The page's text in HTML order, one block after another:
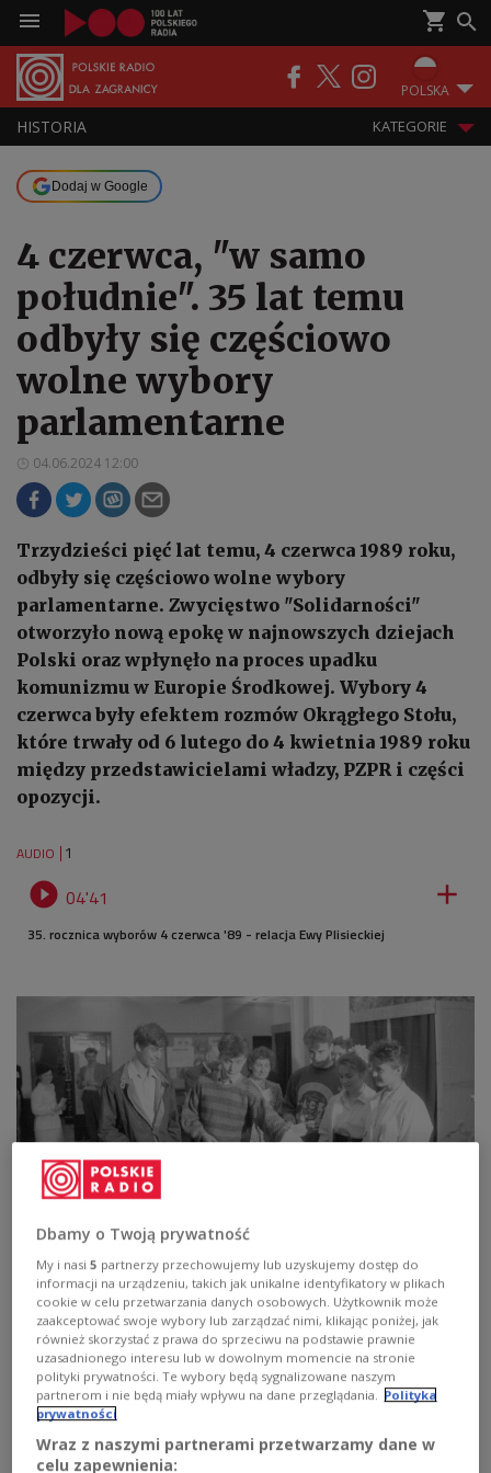
POLSKA
HISTORIA KATEGORIE
Dodaj w Google
4 czerwca, "w samo
południe". 35 lat temu
odbyły się częściowo
wolne wybory
parlamentarne
04.06.2024 12:00
Trzydzieści pięć lat temu, 4 czerwca 1989 roku,
odbyły się częściowo wolne wybory
parlamentarne. Zwycięstwo "Solidarności"
otworzyło nową epokę w najnowszych dziejach
Polski oraz wpłynęło na proces upadku
komunizmu w Europie Środkowej. Wybory 4
czerwca były efektem rozmów Okrągłego Stołu,
które trwały od 6 lutego do 4 kwietnia 1989 roku
między przedstawicielami władzy, PZPR i części
opozycji.
AUDIO 1
 04'41 
35. rocznica wyborów 4 czerwca '89 - relacja Ewy Plisieckiej
Gdańsk - 4 czerwca 1989. Gdańskie pięcioraczki, które kilka dni wcześniej
ukończyły 18 lat, głosują w lokalu Obwodowej Komisji Wyborczej nr 78.
Od lewej: Adam, Piotr, ich mama Leokadia, Roman, Ewa i Agnieszka
Rychterowie. PAP/CAF/Janusz Uklejewski
Obrady prowadzili ówczesny minister spraw
wewnętrznych Czesław Kiszczak i przewodniczący
Komisji Krajowej "Solidarności", Lech Wałęsa. W
przemówieniu z 6 lutego 1989 roku Czesław
Dbamy o Twoją prywatność
My i nasi5 partnerzy przechowujemy lub uzyskujemy dostęp do
informacji na urządzeniu, takich jak unikalne identyfikatory w plikach
cookie w celu przetwarzania danych osobowych. Użytkownik może
zaakceptować swoje wybory lub zarządzać nimi, klikając poniżej, jak
również skorzystać z prawa do sprzeciwu na podstawie prawnie
uzasadnionego interesu lub w dowolnym momencie na stronie
polityki prywatności. Te wybory będą sygnalizowane naszym
partnerom i nie będą miały wpływu na dane przeglądania.
Polityka
prywatności
Wraz z naszymi partnerami przetwarzamy dane w
celu zapewnienia: